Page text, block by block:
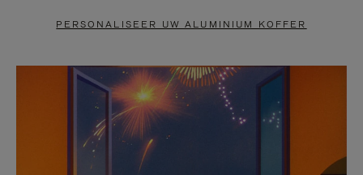
OM
PAUZEREN
UITGESCHAKELD.
HIER
OM
HET
DEMPEN
PERSONALISEER UW ALUMINIUM KOFFER